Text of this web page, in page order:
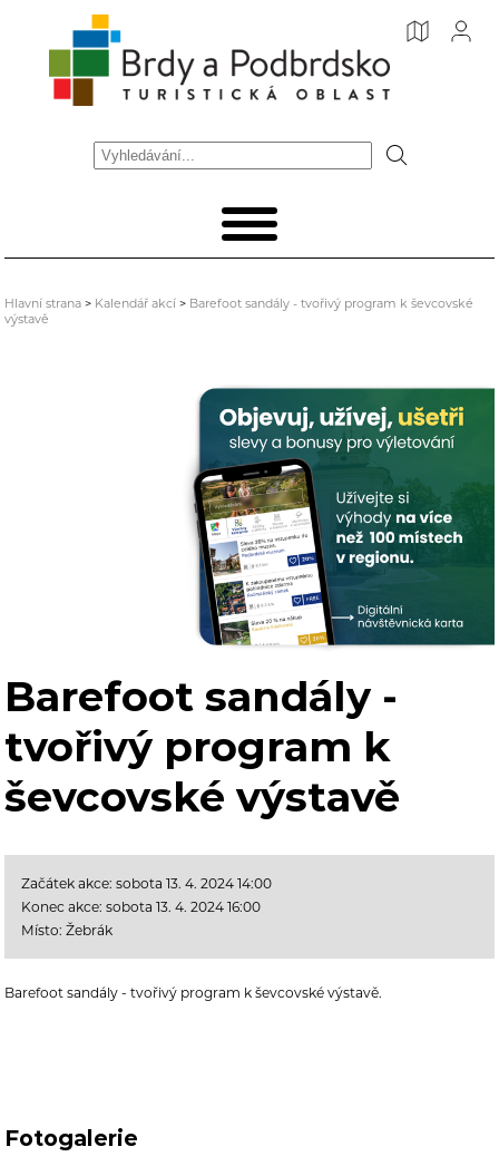
Hlavní strana > Kalendář akcí > Barefoot sandály - tvořivý program k ševcovské
výstavě
Barefoot sandály -
tvořivý program k
ševcovské výstavě
Začátek akce: sobota 13. 4. 2024 14:00
Konec akce: sobota 13. 4. 2024 16:00
Místo: Žebrák
Barefoot sandály - tvořivý program k ševcovské výstavě.
Fotogalerie